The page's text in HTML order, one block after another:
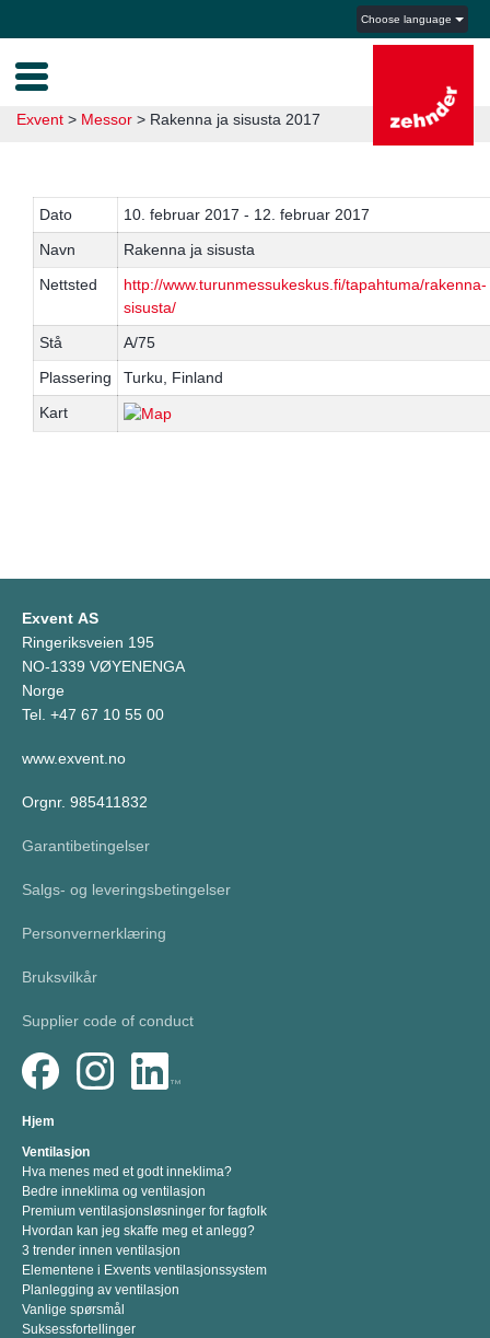
Choose language
Exvent > Messor > Rakenna ja sisusta 2017
Dato
10. februar 2017 - 12. februar 2017
Navn
Rakenna ja sisusta
Nettsted
http://www.turunmessukeskus.fi/tapahtuma/rakenna-
sisusta/
Stå
A/75
Plassering
Turku, Finland
Kart
Exvent AS
Ringeriksveien 195
NO-1339 VØYENENGA
Norge
Tel. +47 67 10 55 00
www.exvent.no
Orgnr. 985411832
Garantibetingelser
Salgs- og leveringsbetingelser
Personvernerklæring
Bruksvilkår
Supplier code of conduct
Hjem
Ventilasjon
Hva menes med et godt inneklima?
Bedre inneklima og ventilasjon
Premium ventilasjonsløsninger for fagfolk
Hvordan kan jeg skaffe meg et anlegg?
3 trender innen ventilasjon
Elementene i Exvents ventilasjonssystem
Planlegging av ventilasjon
Vanlige spørsmål
Suksessfortellinger